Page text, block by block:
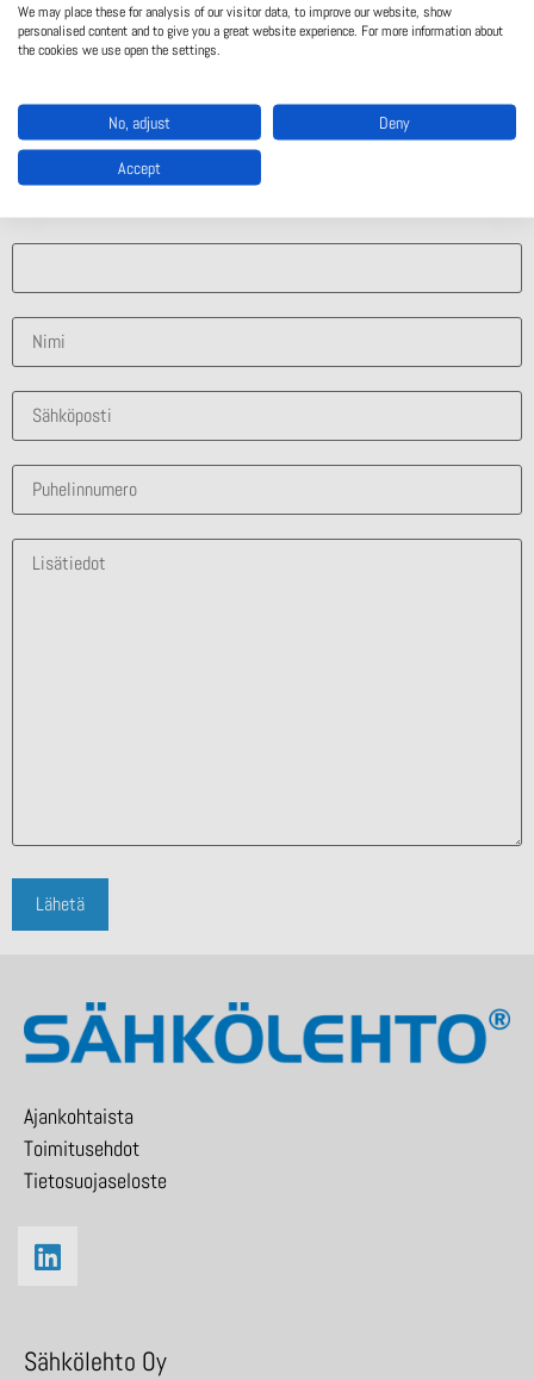
Valmistajan sivut
Ota yhteyttä
Ajankohtaista
Toimitusehdot
Tietosuojaseloste
Sähkölehto Oy
We may place these for analysis of our visitor data, to improve our website, show
personalised content and to give you a great website experience. For more information about
the cookies we use open the settings.
No, adjust Deny
Accept